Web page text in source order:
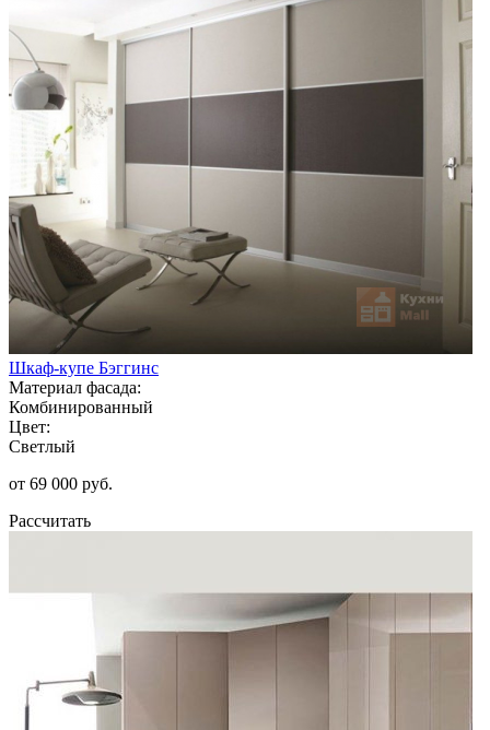
Шкаф-купе Бэггинс
Материал фасада:
Комбинированный
Цвет:
Светлый
от 69 000 руб.
Рассчитать